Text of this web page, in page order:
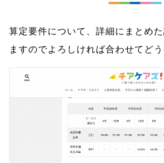
算定要件について、詳細にまとめ
ますのでよろしければ合わせてどう